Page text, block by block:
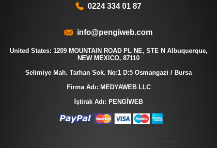
0224 334 01 87
info@pengiweb.com
United States: 1209 MOUNTAIN ROAD PL NE, STE N Albuquerque,
NEW MEXICO, 87110
Selimiye Mah. Tarhan Sok. No:1 D:5 Osmangazi / Bursa
Firma Adı: MEDYAWEB LLC
İştirak Adı: PENGİWEB